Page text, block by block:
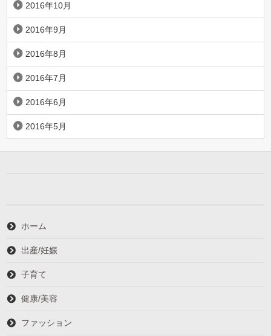
2016年10月
2016年9月
2016年8月
2016年7月
2016年6月
2016年5月
ホーム
出産/妊娠
子育て
健康/美容
ファッション